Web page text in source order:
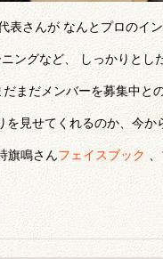
表さんが なんとプロのイ
ングなど、 しっかりと
だまだメンバーを募集中と
を見せてくれるのか、今
旗鳴さんフェイスブック、